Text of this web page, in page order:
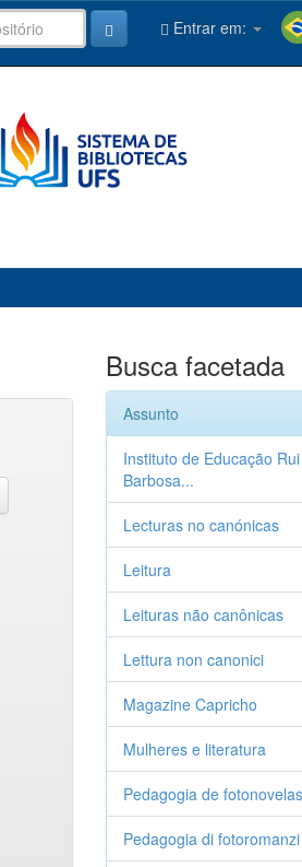
Entrar em:
Busca facetada
Assunto
Instituto de Educação Rui
Barbosa...
Lecturas no canónicas
Leitura
Leituras não canônicas
Lettura non canonici
Magazine Capricho
Mulheres e literatura
Pedagogia de fotonovelas
Pedagogia di fotoromanzi